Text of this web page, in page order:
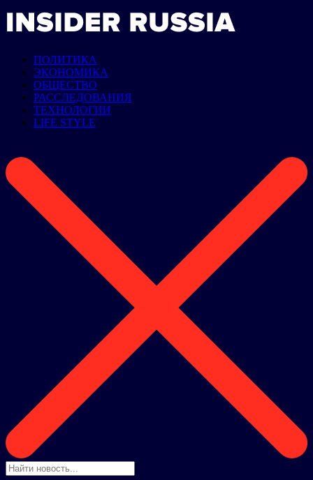
ПОЛИТИКА
ЭКОНОМИКА
ОБЩЕСТВО
РАССЛЕДОВАНИЯ
ТЕХНОЛОГИИ
LIFE STYLE